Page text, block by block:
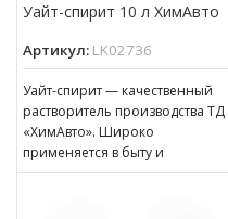
Уайт-спирит 10 л ХимАвто
Артикул: LK02736
Уайт-спирит — качественный
растворитель производства ТД
«ХимАвто». Широко
применяется в быту и
промышленности. Эффективен